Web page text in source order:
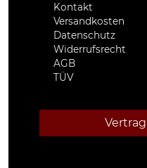
Kontakt
Versandkosten
Datenschutz
Widerrufsrecht
AGB
TÜV